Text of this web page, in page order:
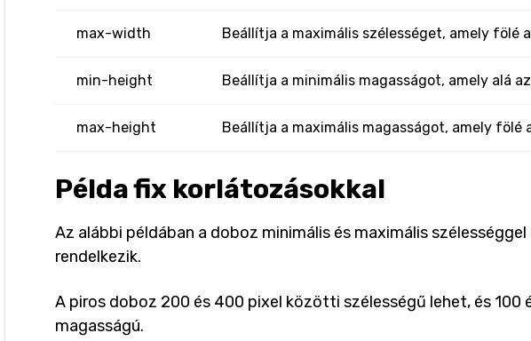
max-width Beállítja a maximális szélességet, amely fölé
min-height Beállítja a minimális magasságot, amely alá az
max-height Beállítja a maximális magasságot, amely fölé
Példa fix korlátozásokkal
Az alábbi példában a doboz minimális és maximális szélességgel
rendelkezik.
A piros doboz 200 és 400 pixel közötti szélességű lehet, és 100
magasságú.